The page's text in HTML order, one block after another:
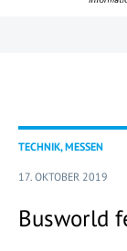
TECHNIK, MESSEN
17. OKTOBER 2019
Busworld